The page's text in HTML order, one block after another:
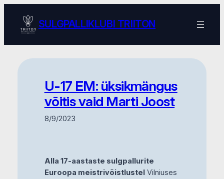
content
SULGPALLIKLUBI TRIITON
U-17 EM: üksikmängus
võitis vaid Marti Joost
8/9/2023
Alla 17-aastaste sulgpallurite
Euroopa meistrivõistlustelVilniuses